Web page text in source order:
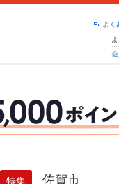
よく
会
特集 佐賀市